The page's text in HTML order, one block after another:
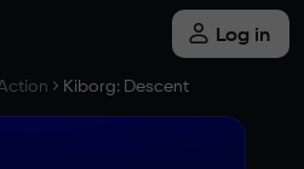
Log in
Kiborg: Descent